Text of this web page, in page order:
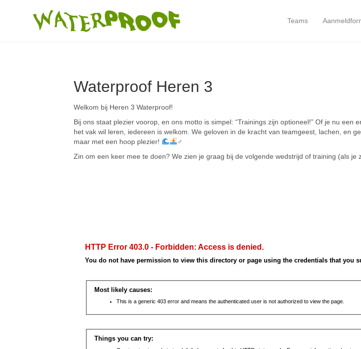
Teams
Waterproof Heren 3
Welkom bij Heren 3 Waterproof!
Bij ons staat plezier voorop, en ons motto is simpel: “Trainings zijn optioneel!” Of je nu
het vak wil leren, iedereen is welkom. We geloven in de kracht van teamgeest, lachen, en
maar met een hoop plezier!
‍♂
Zin om een keer mee te doen? We zien je graag bij de volgende wedstrijd of training (als je